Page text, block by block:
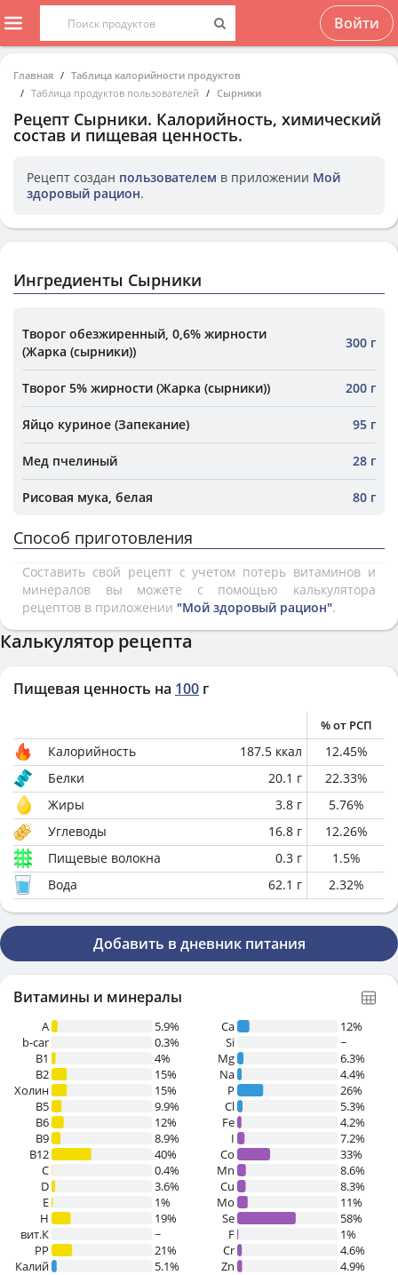
Войти
Главная
Таблица калорийности продуктов
Таблица продуктов пользователей
Сырники
Рецепт Сырники. Калорийность, химический
состав и пищевая ценность.
Рецепт создан пользователем в приложении Мой
здоровый рацион.
Ингредиенты Сырники
Творог обезжиренный, 0,6% жирности
(Жарка (сырники))
300 г
Творог 5% жирности (Жарка (сырники)) 200 г
Яйцо куриное (Запекание) 95 г
Мед пчелиный 28 г
Рисовая мука, белая 80 г
Способ приготовления
Составить свой рецепт с учетом потерь витаминов и
минералов вы можете с помощью калькулятора
рецептов в приложении "Мой здоровый рацион".
Калькулятор рецепта
Пищевая ценность на 100 г
% от РСП
Калорийность 187.5 ккал 12.45%
Белки
20.1 г 22.33%
Жиры
3.8 г 5.76%
Углеводы
16.8 г 12.26%
Пищевые волокна
0.3 г 1.5%
Вода
62.1 г 2.32%
Добавить в дневник питания
Витамины и минералы
A
5.9%
b-car
0.3%
В1
4%
B2
15%
Холин
15%
B5
9.9%
B6
12%
B9
8.9%
B12
40%
C
0.4%
D
3.6%
E
1%
H
19%
вит.К
~
PP
21%
Калий
5.1%
Ca
12%
Si
~
Mg
6.3%
Na
4.4%
P
26%
Cl
5.3%
Fe
4.2%
I
7.2%
Co
33%
Mn
8.6%
Cu
8.3%
Mo
11%
Se
58%
F
1%
Cr
4.6%
Zn
4.9%